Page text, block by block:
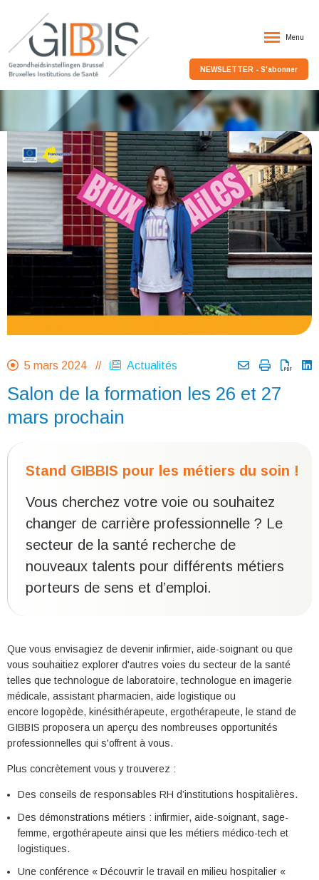
Menu
NEWSLETTER - S'abonner
5 mars 2024 // Actualités
Salon de la formation les 26 et 27
mars prochain
Stand GIBBIS pour les métiers du soin !
Vous cherchez votre voie ou souhaitez
changer de carrière professionnelle ? Le
secteur de la santé recherche de
nouveaux talents pour différents métiers
porteurs de sens et d’emploi.
Que vous envisagiez de devenir infirmier, aide-soignant ou que
vous souhaitiez explorer d'autres voies du secteur de la santé
telles que technologue de laboratoire, technologue en imagerie
médicale, assistant pharmacien, aide logistique ou
encore logopède, kinésithérapeute, ergothérapeute, le stand de
GIBBIS proposera un aperçu des nombreuses opportunités
professionnelles qui s'offrent à vous.
Plus concrètement vous y trouverez :
Des conseils de responsables RH d’institutions hospitalières.
Des démonstrations métiers : infirmier, aide-soignant, sage-
femme, ergothérapeute ainsi que les métiers médico-tech et
logistiques.
Une conférence « Découvrir le travail en milieu hospitalier «